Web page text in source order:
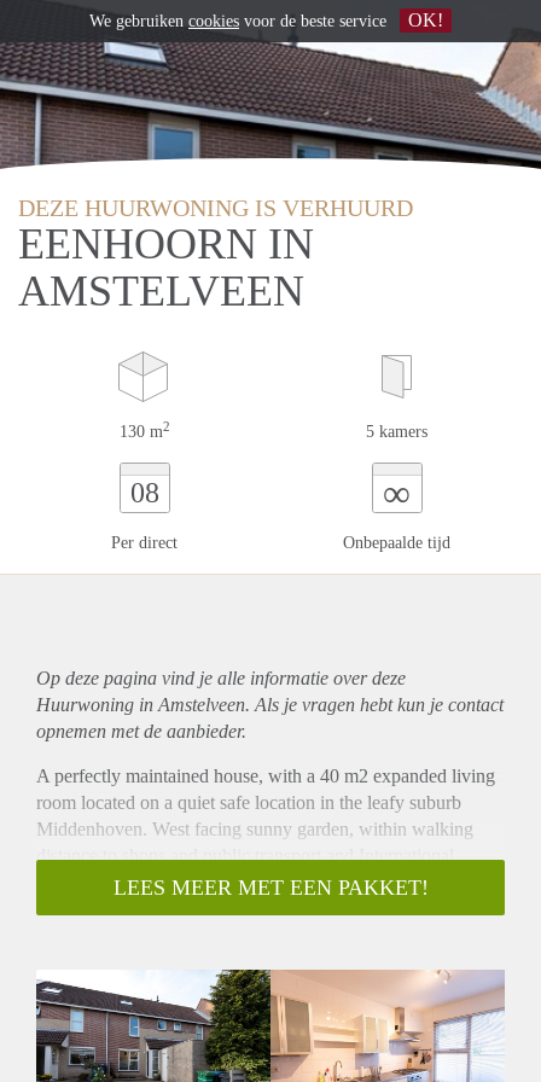
DEZE HUURWONING IS VERHUURD
EENHOORN IN
AMSTELVEEN
130 m2 5 kamers
08
Per direct
∞
Onbepaalde tijd
Op deze pagina vind je alle informatie over deze
Huurwoning in Amstelveen. Als je vragen hebt kun je contact
opnemen met de aanbieder.
A perfectly maintained house, with a 40 m2 expanded living
room located on a quiet safe location in the leafy suburb
Middenhoven. West facing sunny garden, within walking
distance to shops and public transport and International
School. The house is completely renovated with a new
kitchen.
Ground Floor:
Entrance hall with laminate floor and toilet room, large
extended living room with laminate flooring, storage
cupboard and sliding doors to landscaped garden on the
LEES MEER MET EEN PAKKET!
We gebruiken cookies voor de beste service OK!